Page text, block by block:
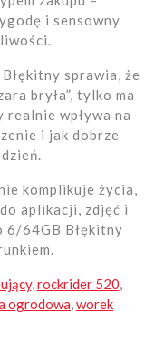
i sensowny
sprawia, że
bryła”, tylko ma
wpływa na
i jak dobrze
komplikuje życia,
aplikacji, zdjęć i
6/64GB Błękitny
,rockrider 520,
ogrodowa,worek